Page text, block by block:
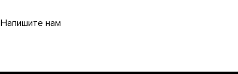
Напишите нам